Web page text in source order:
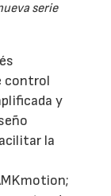
serie
control
y
la